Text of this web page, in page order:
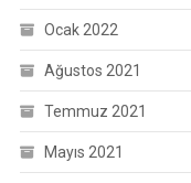
Ocak 2022
Ağustos 2021
Temmuz 2021
Mayıs 2021